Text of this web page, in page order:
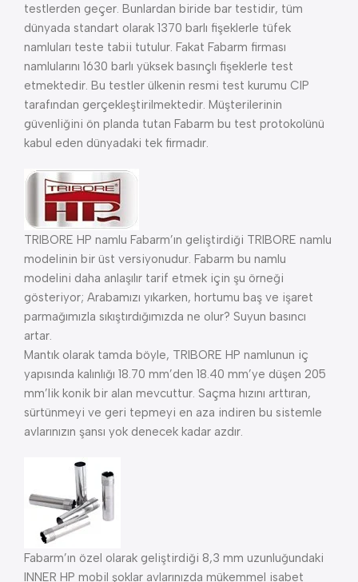
testlerden geçer. Bunlardan biride bar testidir, tüm
dünyada standart olarak 1370 barlı fişeklerle tüfek
namluları teste tabii tutulur. Fakat Fabarm firması
namlularını 1630 barlı yüksek basınçlı fişeklerle test
etmektedir. Bu testler ülkenin resmi test kurumu CIP
tarafından gerçekleştirilmektedir. Müşterilerinin
güvenliğini ön planda tutan Fabarm bu test protokolünü
kabul eden dünyadaki tek firmadır.
TRIBORE HP namlu Fabarm’ın geliştirdiği TRIBORE namlu
modelinin bir üst versiyonudur. Fabarm bu namlu
modelini daha anlaşılır tarif etmek için şu örneği
gösteriyor; Arabamızı yıkarken, hortumu baş ve işaret
parmağımızla sıkıştırdığımızda ne olur? Suyun basıncı
artar.
Mantık olarak tamda böyle, TRIBORE HP namlunun iç
yapısında kalınlığı 18.70 mm’den 18.40 mm’ye düşen 205
mm’lik konik bir alan mevcuttur. Saçma hızını arttıran,
sürtünmeyi ve geri tepmeyi en aza indiren bu sistemle
avlarınızın şansı yok denecek kadar azdır.
Fabarm’ın özel olarak geliştirdiği 8,3 mm uzunluğundaki
INNER HP mobil şoklar avlarınızda mükemmel isabet